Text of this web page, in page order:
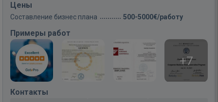
Цены
Составление бизнес плана 500-5000€/работу
Примеры работ
+7
Контакты